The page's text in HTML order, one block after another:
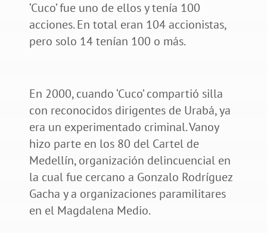
‘Cuco’ fue uno de ellos y tenía 100
acciones. En total eran 104 accionistas,
pero solo 14 tenían 100 o más.
En 2000, cuando ‘Cuco’ compartió silla
con reconocidos dirigentes de Urabá, ya
era un experimentado criminal. Vanoy
hizo parte en los 80 del Cartel de
Medellín, organización delincuencial en
la cual fue cercano a Gonzalo Rodríguez
Gacha y a organizaciones paramilitares
en el Magdalena Medio.